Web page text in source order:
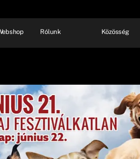
Rólunk Közösség